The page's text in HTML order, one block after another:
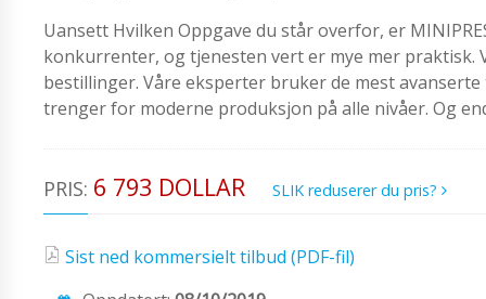
Uansett Hvilken Oppgave du står overfor, er
konkurrenter, og tjenesten vert er mye mer
bestillinger. Våre eksperter bruker de mest
trenger for moderne produksjon på alle nivåer. Og
PRIS: 6 793 DOLLAR SLIK reduserer du pris?
Sist ned kommersielt tilbud (PDF-fil)